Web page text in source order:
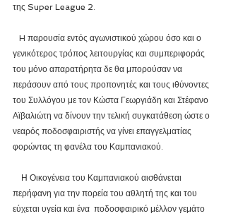
της Super League 2.
γενικότερος τρόπος λειτουργίας και συμπεριφοράς
του μόνο απαρατήρητα δε θα μπορούσαν να
περάσουν από τους προπονητές και τους ιθύνοντες
του Συλλόγου με τον Κώστα Γεωργιάδη και Στέφανο
Αϊβαλιώτη να δίνουν την τελική συγκατάθεση ώστε ο
νεαρός ποδοσφαιριστής να γίνει επαγγελματίας
φορώντας τη φανέλα του Καμπανιακού.
περήφανη για την πορεία του αθλητή της και του
εύχεται υγεία και ένα  ποδοσφαιρικό μέλλον γεμάτο